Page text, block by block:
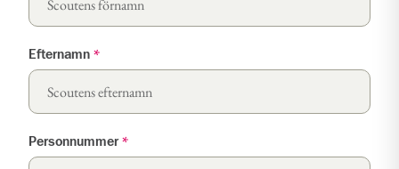
Efternamn *
Personnummer *